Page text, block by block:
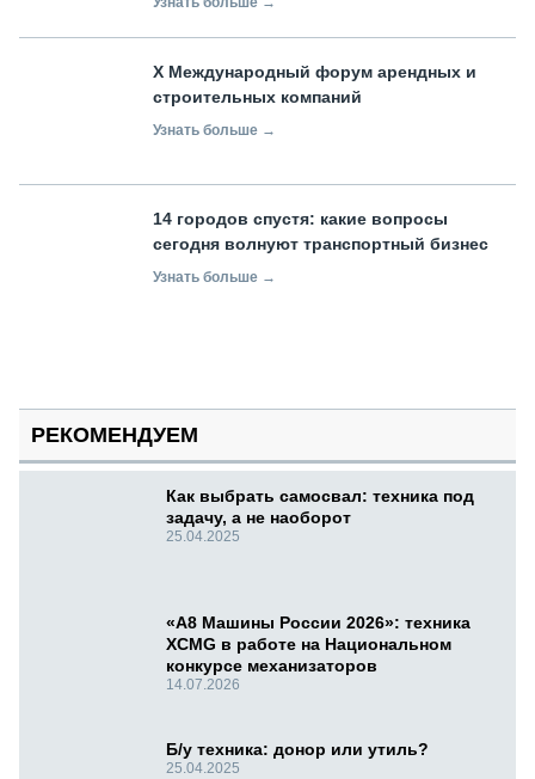
X Международный форум арендных и
строительных компаний
Узнать больше →
14 городов спустя: какие вопросы
сегодня волнуют транспортный бизнес
Узнать больше →
РЕКОМЕНДУЕМ
Как выбрать самосвал: техника под
задачу, а не наоборот
25.04.2025
«А8 Машины России 2026»: техника
XCMG в работе на Национальном
конкурсе механизаторов
14.07.2026
Б/у техника: донор или утиль?
25.04.2025